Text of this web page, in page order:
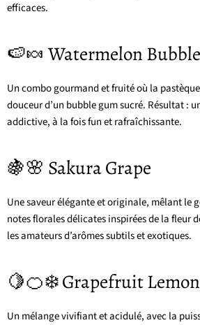
efficaces.
🍉🍬 Watermelon
Un combo gourmand et fruité où la
douceur d’un bubble gum sucré. Résultat :
addictive, à la fois fun et rafraîchissante.
🍇🌸 Sakura Grape
Une saveur élégante et originale, mêlant le
notes florales délicates inspirées de la fleur
les amateurs d’arômes subtils et exotiques.
🍋🍊❄️ Grapefruit
Un mélange vivifiant et acidulé, avec la